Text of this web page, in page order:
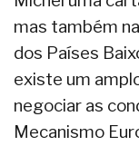
mas também
dos Países
existe um
negociar as
Mecanismo